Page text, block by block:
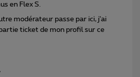
en Flex S.
modérateur passe par ici, j’ai
ticket de mon profil sur ce
,